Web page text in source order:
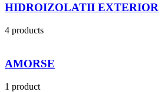
HIDROIZOLATII EXTERIOR
4 products
AMORSE
1 product